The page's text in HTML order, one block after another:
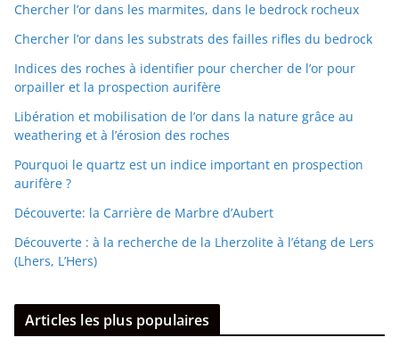
Chercher l’or dans les marmites, dans le bedrock rocheux
Chercher l’or dans les substrats des failles rifles du bedrock
Indices des roches à identifier pour chercher de l’or pour
orpailler et la prospection aurifère
Libération et mobilisation de l’or dans la nature grâce au
weathering et à l’érosion des roches
Pourquoi le quartz est un indice important en prospection
aurifère ?
Découverte: la Carrière de Marbre d’Aubert
Découverte : à la recherche de la Lherzolite à l’étang de Lers
(Lhers, L’Hers)
Articles les plus populaires